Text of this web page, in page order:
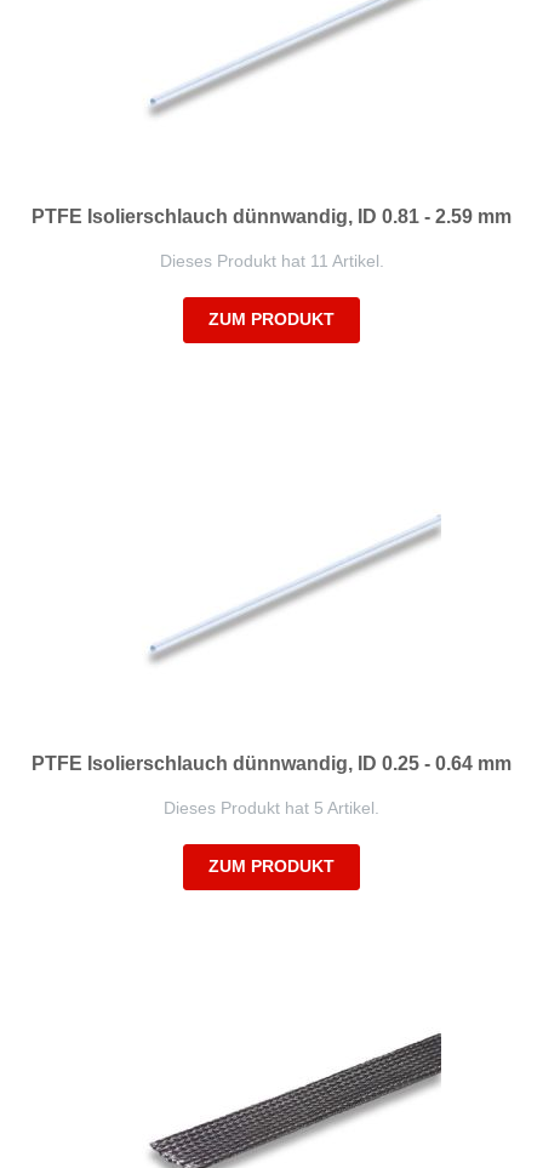
PTFE Isolierschlauch dünnwandig, ID 0.81 - 2.59 mm
Dieses Produkt hat 11 Artikel.
ZUM PRODUKT
PTFE Isolierschlauch dünnwandig, ID 0.25 - 0.64 mm
Dieses Produkt hat 5 Artikel.
ZUM PRODUKT